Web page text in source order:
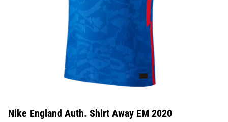
Nike England Auth. Shirt Away EM 2020